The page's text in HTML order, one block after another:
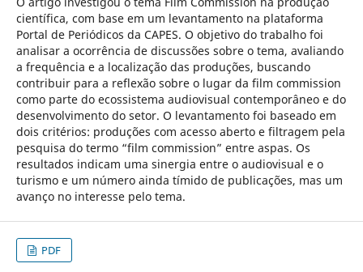
científica, com base em um levantamento na plataforma
Portal de Periódicos da CAPES. O objetivo do trabalho foi
analisar a ocorrência de discussões sobre o tema, avaliando
a frequência e a localização das produções, buscando
contribuir para a reflexão sobre o lugar da film commission
como parte do ecossistema audiovisual contemporâneo e do
desenvolvimento do setor. O levantamento foi baseado em
dois critérios: produções com acesso aberto e filtragem pela
pesquisa do termo “film commission” entre aspas. Os
resultados indicam uma sinergia entre o audiovisual e o
turismo e um número ainda tímido de publicações, mas um
avanço no interesse pelo tema.
PDF